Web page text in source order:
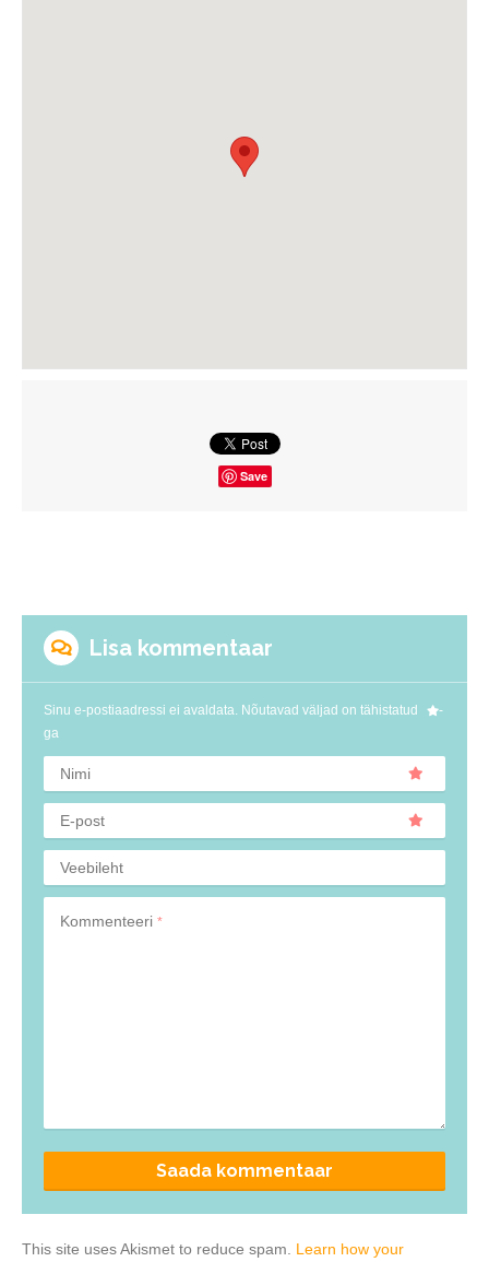
Save
Lisa kommentaar
Sinu e-postiaadressi ei avaldata. Nõutavad väljad on tähistatud
-
ga
Nimi
E-post
Veebileht
Kommenteeri *
This site uses Akismet to reduce spam. Learn how your